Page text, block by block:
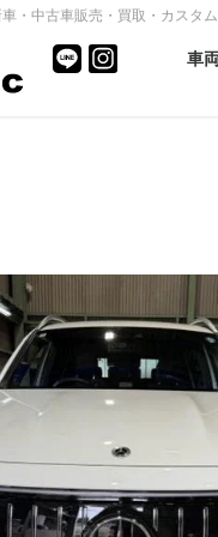
・中古車販売・買取・カスタ
車